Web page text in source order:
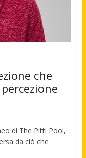
che
di The Pitti Pool,
da ciò che